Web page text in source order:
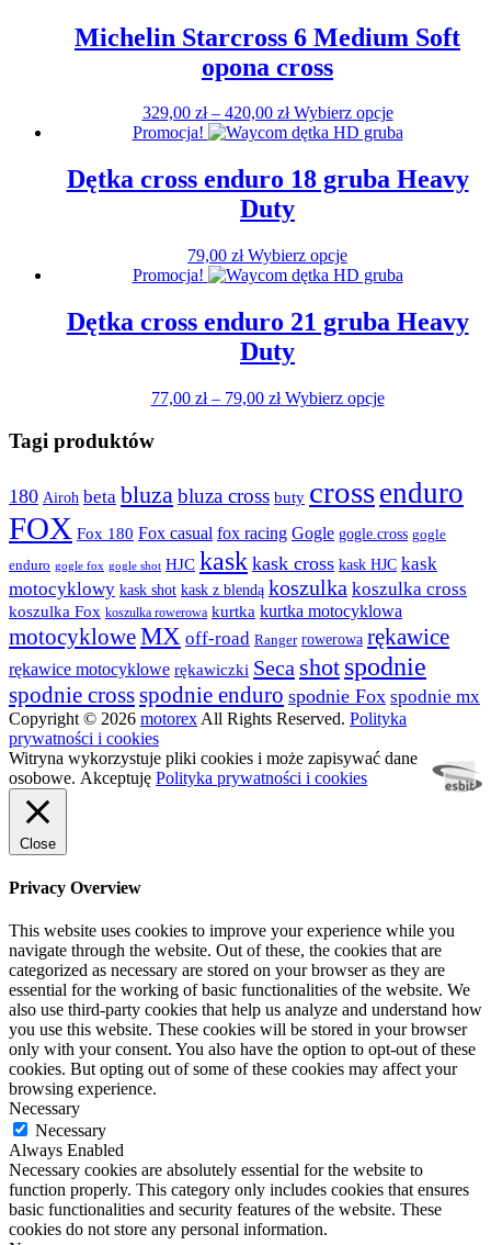
64,00 zł
do
79,00 zł
wiele
wariantów.
wybrać
na
produktu
Michelin Starcross 6 Medium Soft
opona cross
329,00 zł – 420,00 złZakres
cen:
329,00 zł
do
420,00 zł
Wybierz opcjeTen
produkt
wiele
wariantów.
na
produktu
Promocja!
Dętka cross enduro 18 gruba Heavy
Duty
79,00 zł Wybierz opcjeTen
produkt
wiele
wariantów.
wybrać
na
Promocja!
Dętka cross enduro 21 gruba Heavy
Duty
77,00 zł – 79,00 złZakres
79,00 zł
Wybierz opcjeTen
Opcje
wybrać
na
stronie
produktu
Tagi produktów
180 Airoh beta bluza bluza cross buty crossenduro
FOX Fox 180 Fox casual fox racing Gogle gogle.cross gogle
enduro gogle fox gogle shot HJC kask kask cross kask HJC kask
motocyklowy kask shot kask z blendą koszulka koszulka cross
koszulka Fox koszulka rowerowa kurtka kurtka motocyklowa
motocykloweMX off-road Ranger rowerowa rękawice
rękawice motocyklowe rękawiczki Seca shot spodnie
spodnie crossspodnie enduro spodnie Fox spodnie mx
Copyright © 2026 motorex All Rights Reserved. Polityka
prywatności i cookies
Witryna wykorzystuje pliki cookies i może zapisywać dane
osobowe. Akceptuję Polityka prywatności i cookies
Close
Privacy Overview
This website uses cookies to improve your experience while you
navigate through the website. Out of these, the cookies that are
categorized as necessary are stored on your browser as they are
essential for the working of basic functionalities of the website. We
also use third-party cookies that help us analyze and understand how
you use this website. These cookies will be stored in your browser
only with your consent. You also have the option to opt-out of these
cookies. But opting out of some of these cookies may affect your
browsing experience.
Necessary
Necessary
Always Enabled
Necessary cookies are absolutely essential for the website to
function properly. This category only includes cookies that ensures
basic functionalities and security features of the website. These
cookies do not store any personal information.